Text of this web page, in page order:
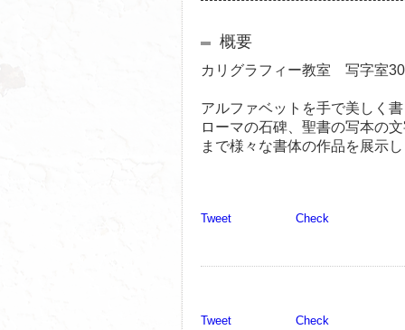
概要
カリグラフィー教室 写字室
アルファベットを手で美しく
ローマの石碑、聖書の写本の
まで様々な書体の作品を展示
Tweet Check
Tweet Check